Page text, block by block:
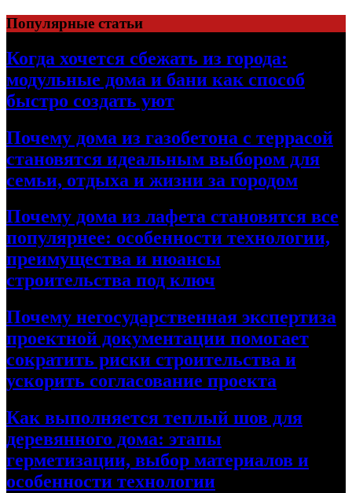
Перейти
к
содержимому
Популярные статьи
Когда хочется сбежать из города:
модульные дома и бани как способ
быстро создать уют
Почему дома из газобетона с террасой
становятся идеальным выбором для
семьи, отдыха и жизни за городом
Почему дома из лафета становятся все
популярнее: особенности технологии,
преимущества и нюансы
строительства под ключ
Почему негосударственная экспертиза
проектной документации помогает
сократить риски строительства и
ускорить согласование проекта
Как выполняется теплый шов для
деревянного дома: этапы
герметизации, выбор материалов и
особенности технологии